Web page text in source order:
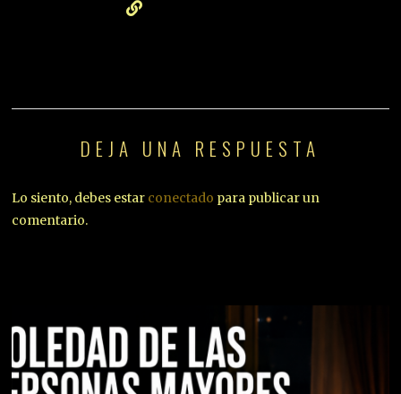
DEJA UNA RESPUESTA
Lo siento, debes estar conectado para publicar un
comentario.